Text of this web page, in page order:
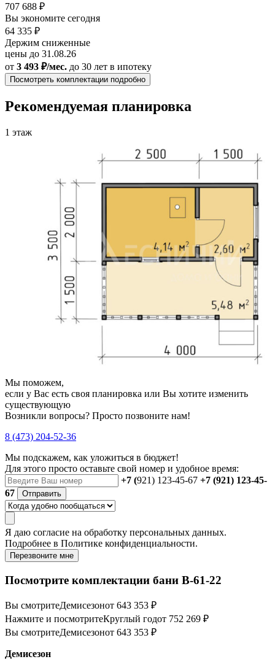
707 688 ₽
Вы экономите сегодня
64 335 ₽
Держим сниженные
цены до 31.08.26
от 3 493 ₽/мес. до 30 лет в ипотеку
Посмотреть комплектации подробно
Рекомендуемая планировка
1 этаж
Мы поможем,
если у Вас есть своя планировка или Вы хотите изменить
существующую
Возникли вопросы? Просто позвоните нам!
8 (473) 204-52-36
Мы подскажем, как уложиться в бюджет!
Для этого просто оставьте свой номер и удобное время:
+7 (921) 123-45-67 +7 (921) 123-45-
67
Отправить
Я даю согласие на обработку персональных данных.
Подробнее в Политике конфиденциальности.
Перезвоните мне
Посмотрите комплектации бани B-61-22
Вы смотритеДемисезонот 643 353 ₽
Нажмите и посмотритеКруглый годот 752 269 ₽
Вы смотритеДемисезонот 643 353 ₽
Демисезон